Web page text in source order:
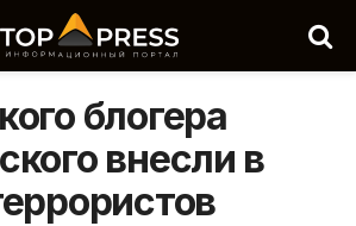
блогера
внесли в